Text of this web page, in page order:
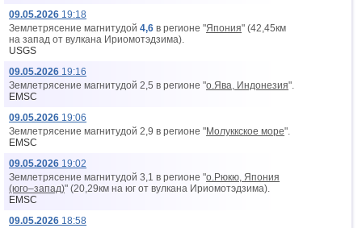
09.05.2026 19:18
Землетрясение магнитудой 4,6 в регионе "Япония" (42,45км
на запад от вyлкана Ириомотэдзима).
USGS
09.05.2026 19:16
Землетрясение магнитудой 2,5 в регионе "о.Ява, Индонезия".
EMSC
09.05.2026 19:06
Землетрясение магнитудой 2,9 в регионе "Молуккское море".
EMSC
09.05.2026 19:02
Землетрясение магнитудой 3,1 в регионе "о.Рюкю, Япония
(юго–запад)" (20,29км на юг от вyлкана Ириомотэдзима).
EMSC
09.05.2026 18:58